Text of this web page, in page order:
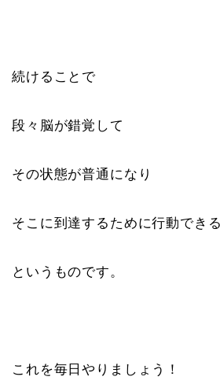
続けることで
段々脳が錯覚して
その状態が普通になり
そこに到達するために行動でき
というものです。
これを毎日やりましょう！